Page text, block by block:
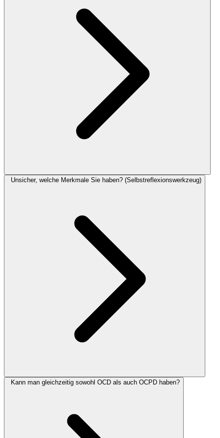
Unsicher, welche Merkmale Sie haben? (Selbstreflexionswerkzeug)
Kann man gleichzeitig sowohl OCD als auch OCPD haben?